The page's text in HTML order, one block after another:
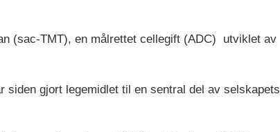
(sac-TMT), en målrettet cellegift (ADC) utviklet av
siden gjort legemidlet til en sentral del av selskapets